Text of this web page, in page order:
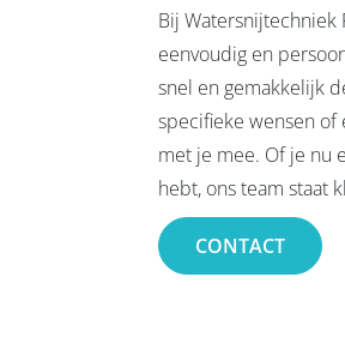
Bij
eenvoudig en
snel en gemakkelijk
specifieke wensen of
met je mee. Of je nu
hebt, ons team staat
CONTACT